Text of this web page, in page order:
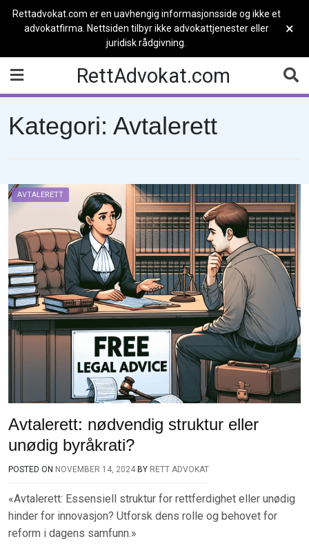
Rettadvokat.com er en uavhengig informasjonsside og ikke et
advokatfirma. Nettsiden tilbyr ikke advokattjenester eller
juridisk rådgivning.
×
content
RettAdvokat.com
Kategori: Avtalerett
AVTALERETT
Avtalerett: nødvendig struktur eller
unødig byråkrati?
POSTED ON NOVEMBER 14, 2024 BY RETT ADVOKAT
«Avtalerett: Essensiell struktur for rettferdighet eller unødig
hinder for innovasjon? Utforsk dens rolle og behovet for
reform i dagens samfunn.»